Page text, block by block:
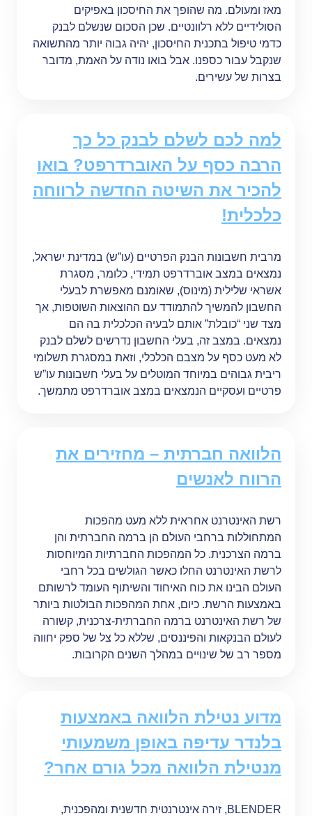
מאז ומעולם. מה שהופך את החיסכון באפיקים
הסולידיים ללא רלוונטיים. שכן הסכום שנשלם לבנק
כדמי טיפול בתכנית החיסכון, יהיה גבוה יותר מהתשואה
שנקבל עבור כספנו. אבל בואו נודה על האמת, מדובר
בצרות של עשירים.
למה לכם לשלם לבנק כל כך
הרבה כסף על האוברדרפט? בואו
להכיר את השיטה החדשה לרווחה
כלכלית!
מרבית חשבונות הבנק הפרטיים (עו”ש) במדינת ישראל,
נמצאים במצב אוברדרפט תמידי, כלומר, מסגרת
אשראי שלילית (מינוס), שאומנם מאפשרת לבעלי
החשבון להמשיך להתמודד עם ההוצאות השוטפות, אך
מצד שני “כובלת” אותם לבעיה הכלכלית בה הם
נמצאים. במצב זה, בעלי החשבון נדרשים לשלם לבנק
לא מעט כסף על מצבם הכלכלי, וזאת במסגרת תשלומי
ריבית גבוהים במיוחד המוטלים על בעלי חשבונות עו”ש
פרטיים ועסקיים הנמצאים במצב אוברדרפט מתמשך.
הלוואה חברתית – מחזירים את
הרווח לאנשים
רשת האינטרנט אחראית ללא מעט מהפכות
המתחוללות ברחבי העולם הן ברמה החברתית והן
ברמה הצרכנית. כל המהפכות החברתיות המיוחסות
לרשת האינטרנט החלו כאשר הגולשים בכל רחבי
העולם הבינו את כוח האיחוד והשיתוף העומד לרשותם
באמצעות הרשת. כיום, אחת המהפכות הבולטות ביותר
של רשת האינטרנט ברמה החברתית-צרכנית, קשורה
לעולם הבנקאות והפיננסים, שללא כל צל של ספק יחווה
מספר רב של שינויים במהלך השנים הקרובות.
מדוע נטילת הלוואה באמצעות
בלנדר עדיפה באופן משמעותי
מנטילת הלוואה מכל גורם אחר?
BLENDER, זירה אינטרנטית חדשנית ומהפכנית,